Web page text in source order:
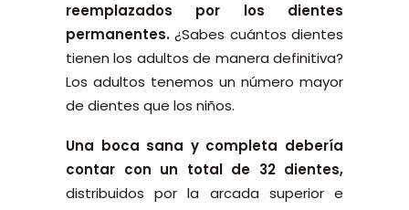
reemplazados por los dientes
permanentes. ¿Sabes cuántos dientes
tienen los adultos de manera definitiva?
Los adultos tenemos un número mayor
de dientes que los niños.
Una boca sana y completa debería
contar con un total de 32 dientes,
distribuidos por la arcada superior e